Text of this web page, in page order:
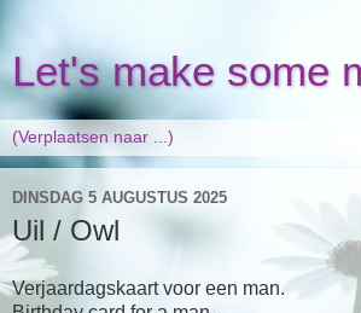
Let's make some
DINSDAG 5 AUGUSTUS 2025
Uil / Owl
Verjaardagskaart voor een man.